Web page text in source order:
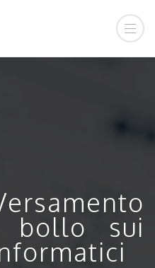
bollo sui